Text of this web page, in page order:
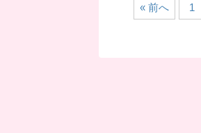
« 前へ 1